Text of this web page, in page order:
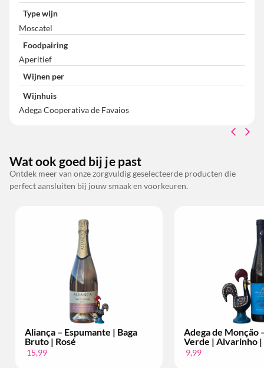
Type wijn
Moscatel
Foodpairing
Aperitief
Wijnen per
Wijnhuis
Adega Cooperativa de Favaios
Wat ook goed bij je past
Ontdek meer van onze zorgvuldig geselecteerde producten die
perfect aansluiten bij jouw smaak en voorkeuren.
Aliança – Espumante | Baga
Bruto | Rosé
15,99
Adega de Monção –
Verde | Alvarinho |
9,99